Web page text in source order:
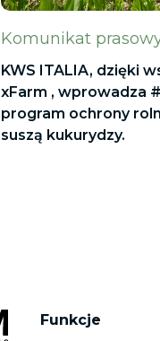
Komunikat
KWS ITALIA, dzięki
xFarm , wprowadza
program ochrony
suszą kukurydzy.
Funkcje